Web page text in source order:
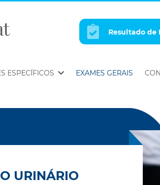
Resultado de
ESPECÍFICOS EXAMES GERAIS
URINÁRIO